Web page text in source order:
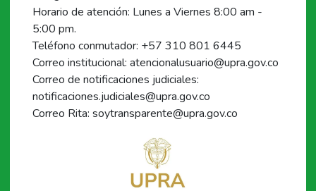
Horario de atención: Lunes a Viernes 8:00 am -
5:00 pm.
Teléfono conmutador: +57 310 801 6445
Correo institucional: atencionalusuario@upra.gov.co
Correo de notificaciones judiciales:
notificaciones.judiciales@upra.gov.co
Correo Rita: soytransparente@upra.gov.co